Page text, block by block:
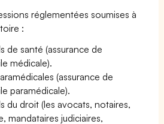
réglementées soumises à
:
de santé (assurance de
médicale).
(assurance de
paramédicale).
du droit (les avocats, notaires,
mandataires judiciaires,